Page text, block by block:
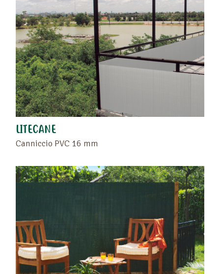
LITECANE
Canniccio PVC 16 mm